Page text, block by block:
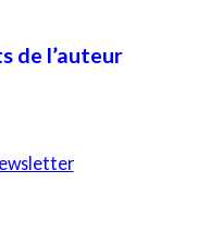
de l’auteur